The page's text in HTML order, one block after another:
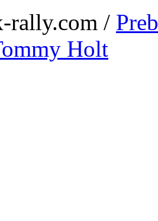
rally.com /
Holt